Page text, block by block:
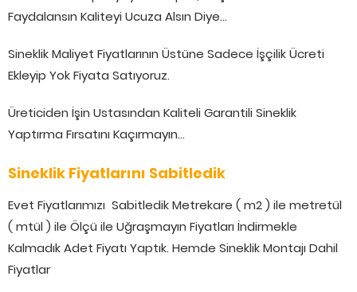
Faydalansın Kaliteyi Ucuza Alsın Diye…
Sineklik Maliyet Fiyatlarının Üstüne Sadece İşçilik Ücreti
Ekleyip Yok Fiyata Satıyoruz.
Üreticiden İşin Ustasından Kaliteli Garantili Sineklik
Yaptırma Fırsatını Kaçırmayın…
Sineklik Fiyatlarını Sabitledik
Evet Fiyatlarımızı Sabitledik Metrekare ( m2 ) ile metretül
( mtül ) ile Ölçü ile Uğraşmayın Fiyatları İndirmekle
Kalmadık Adet Fiyatı Yaptık. Hemde Sineklik Montajı Dahil
Fiyatlar